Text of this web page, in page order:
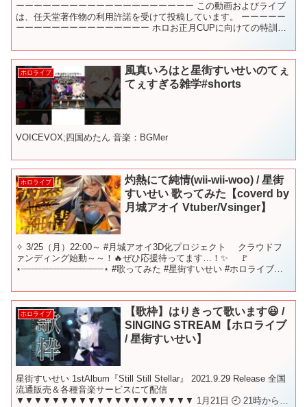
ーーーーーーーーーーーーーーーーーーーー この動画およびライブ
は、任天堂著作物の利用許諾を受けて投稿しています。 ーーーーー
ーーーーーーーーーーーーーーー ホロお正月CUPに向けての特訓か
ホロライブ
風真いろはと星街すいせいのてぇ
てぇすぎる雑学#shorts
VOICEVOX;四国めたん 音楽：BGMer
ホロライブ
灼熱にて純情(wii-wii-woo) / 星街
すいせい 歌ってみた【coverd by
月城アオイ Vtuber/Vsinger】
✧ 3/25（月）22:00～ #月城アオイ3D化プロジェクト クラウドフ
ァンディング始動～～！🔥ぜひ応援待ってます…！✨ 🚩
⋆┈┈┈┈┈┈┈┈┈┈┈┈┈┈┈⋆ #歌ってみた #星街すいせい #ホロライブ
ホロライブ
【歌枠】はりきって歌います😃 /
SINGING STREAM【ホロライブ
/ 星街すいせい】
星街すいせい 1stAlbum『Still Still Stellar』 2021.9.29 Release 全国
流通販売＆各種音楽サービスにて配信
▼▼▼▼▼▼▼▼▼▼▼▼▼▼▼▼▼▼▼▼ 1月21日 🕘 21時から！